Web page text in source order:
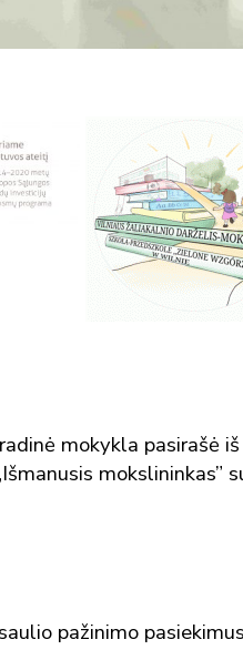
mokykla pasirašė
mokslininkas”
pažinimo